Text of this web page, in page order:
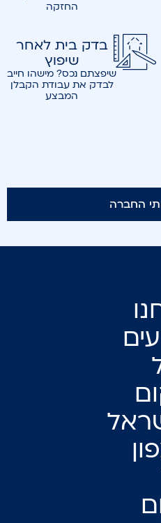
החזקה
בדק בית לאחר
שיפוץ
שיפצתם נכס? מישהו חייב
לבדק את עבודת הקבלן
המבצע
החברה